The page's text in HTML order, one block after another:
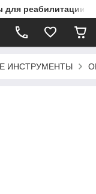
для реабилитации
ИНСТРУМЕНТЫ